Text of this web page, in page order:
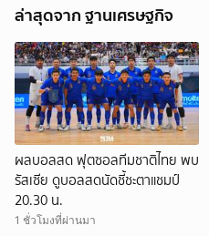
ล่าสุดจาก ฐานเศรษฐกิจ
ผลบอลสด ฟุตซอลทีมชาติไทย พบ
รัสเซีย ดูบอลสดนัดชี้ชะตาแชมป์
20.30 น.
1 ชั่วโมงที่ผ่านมา